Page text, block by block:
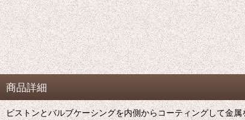
商品詳細
ピストンとバルブケーシングを内側からコーティングして金